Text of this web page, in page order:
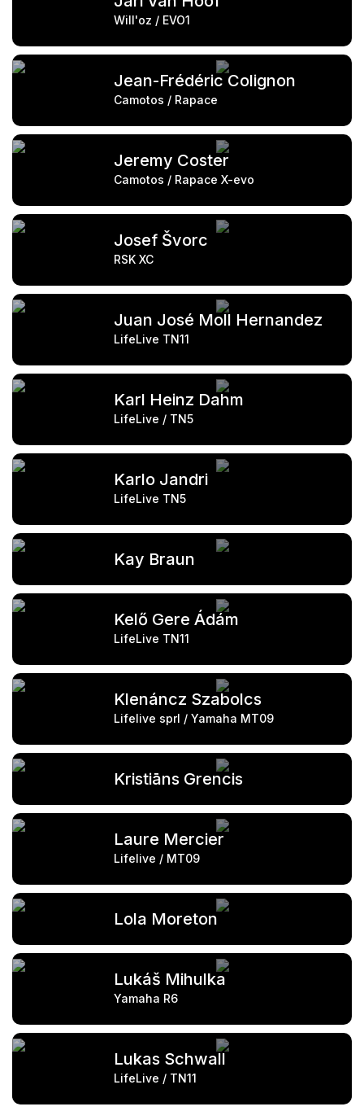
Will'oz / EVO1
Jean-Frédéric Colignon
Camotos / Rapace
Jeremy Coster
Camotos / Rapace X-evo
Josef Švorc
RSK XC
Juan José Moll Hernandez
LifeLive TN11
Karl Heinz Dahm
LifeLive / TN5
Karlo Jandri
LifeLive TN5
Kay Braun
Kelő Gere Ádám
LifeLive TN11
Klenáncz Szabolcs
Lifelive sprl / Yamaha MT09
Kristiāns Grencis
Laure Mercier
Lifelive / MT09
Lola Moreton
Lukáš Mihulka
Yamaha R6
Lukas Schwall
LifeLive / TN11